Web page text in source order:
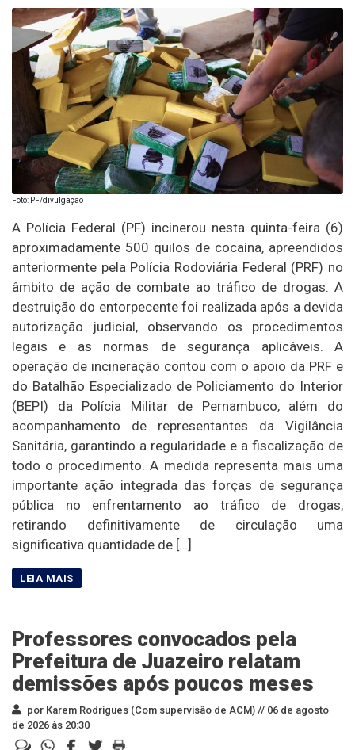
Foto: PF/divulgação
A Polícia Federal (PF) incinerou nesta quinta-feira (6)
aproximadamente 500 quilos de cocaína, apreendidos
anteriormente pela Polícia Rodoviária Federal (PRF) no
âmbito de ação de combate ao tráfico de drogas. A
destruição do entorpecente foi realizada após a devida
autorização judicial, observando os procedimentos
legais e as normas de segurança aplicáveis. A
operação de incineração contou com o apoio da PRF e
do Batalhão Especializado de Policiamento do Interior
(BEPI) da Polícia Militar de Pernambuco, além do
acompanhamento de representantes da Vigilância
Sanitária, garantindo a regularidade e a fiscalização de
todo o procedimento. A medida representa mais uma
importante ação integrada das forças de segurança
pública no enfrentamento ao tráfico de drogas,
retirando definitivamente de circulação uma
significativa quantidade de […]
Professores convocados pela
Prefeitura de Juazeiro relatam
demissões após poucos meses
por Karem Rodrigues (Com supervisão de ACM) // 06 de agosto
de 2026 às 20:30